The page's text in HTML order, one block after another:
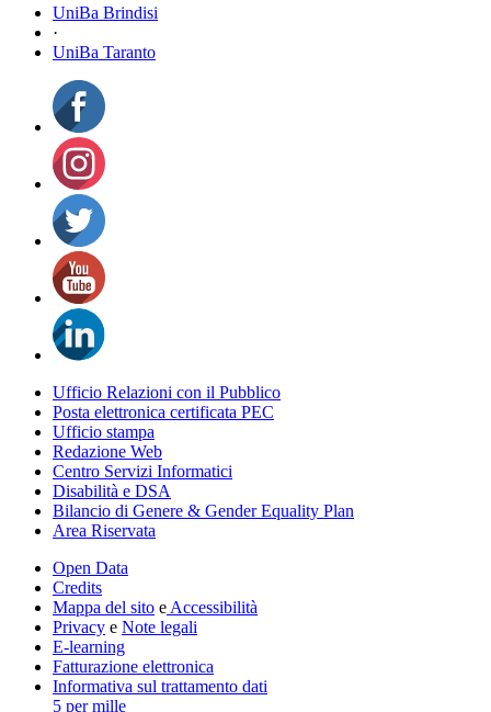
UniBa Brindisi
·
UniBa Taranto
Ufficio Relazioni con il Pubblico
Posta elettronica certificata PEC
Ufficio stampa
Redazione Web
Centro Servizi Informatici
Disabilità e DSA
Bilancio di Genere & Gender Equality Plan
Area Riservata
Open Data
Credits
Mappa del sito e Accessibilità
Privacy e Note legali
E-learning
Fatturazione elettronica
Informativa sul trattamento dati
5 per mille